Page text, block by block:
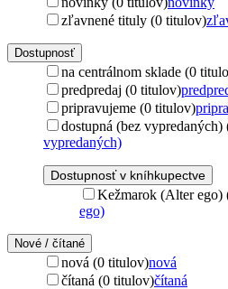
zľavnené tituly (0 titulov)
Dostupnosť
na centrálnom sklade (0
predpredaj (0 titulov)
pripravujeme (0 titulov)
dostupná (bez
vypredaných)
Dostupnosť v kníhkupectve
Kežmarok (Alter ego)
ego)
Nové / čítané
nová (0 titulov)nová
čítaná (0 titulov)čítaná